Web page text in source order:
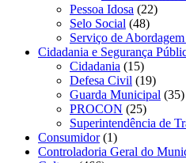
Pessoa Idosa (22)
Selo Social (48)
Serviço de
Cidadania e Segurança
Cidadania (15)
Defesa Civil (19)
Guarda Municipal (35)
PROCON (25)
Superintendência de
Consumidor(1)
Controladoria Geral do